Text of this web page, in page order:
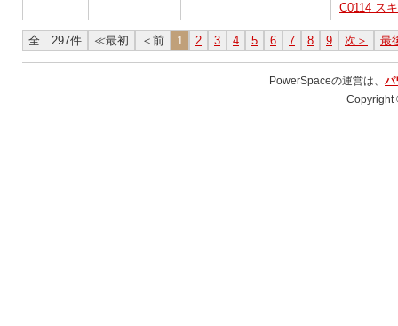
C0114 ス
全 297件 ≪最初 ＜前 1 2 3 4 5 6 7 8 9 次＞ 最
PowerSpaceの運営は、 パ
Copyright